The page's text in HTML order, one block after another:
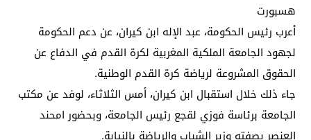
هسبورت
أعرب رئيس الحكومة، عبد الإله ابن كيران، عن دعم الحكومة
لجهود الجامعة الملكية المغربية لكرة القدم في الدفاع عن
الحقوق المشروعة لرياضة كرة القدم الوطنية.
جاء ذلك خلال استقبال ابن كيران، أمس الثلاثاء، لوفد عن مكتب
الجامعة برئاسة فوزي لقجع رئيس الجامعة، وبحضور امحند
العنصر بصفته وزير الشباب والرياضة بالنيابة.